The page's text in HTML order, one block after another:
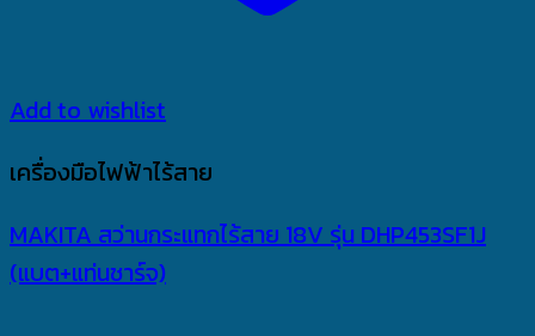
Add to wishlist
เครื่องมือไฟฟ้าไร้สาย
MAKITA สว่านกระแทกไร้สาย 18V รุ่น DHP453SF1J
(แบต+แท่นชาร์จ)